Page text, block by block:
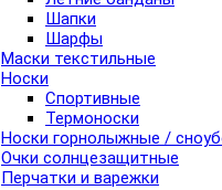
Шапки
Шарфы
Маски текстильные
Носки
Спортивные
Термоноски
Носки горнолыжные /
Очки солнцезащитные
Перчатки и варежки